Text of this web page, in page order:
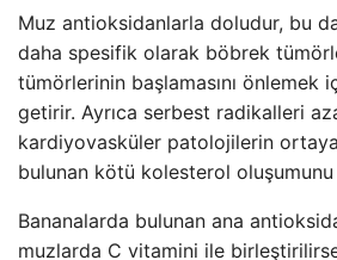
Muz antioksidanlarla doludur, bu
daha spesifik olarak böbrek
tümörlerinin başlamasını önlemek
getirir. Ayrıca serbest radikalleri
kardiyovasküler patolojilerin ortaya
bulunan kötü kolesterol oluşumunu
Bananalarda bulunan ana
muzlarda C vitamini ile